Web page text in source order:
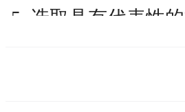
5. 选取具有代表性
件”。证明材料应